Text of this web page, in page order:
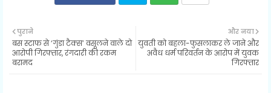
ter ats
और नया
युवती को बहला-फुसलाकर ले जाने और
अवैध धर्म परिवर्तन के आरोप में युवक
गिरफ्तार
पुराने
बस स्टाफ से ‘गुंडा टैक्स’ वसूलने वाले दो
आरोपी गिरफ्तार, रंगदारी की रकम
बरामद